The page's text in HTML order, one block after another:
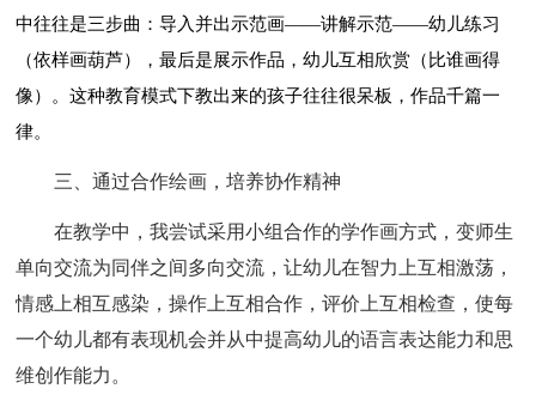
中往往是三步曲：导入并出示范画——讲解示范——幼儿练习
（依样画葫芦），最后是展示作品，幼儿互相欣赏（比谁画得
像）。这种教育模式下教出来的孩子往往很呆板，作品千篇一
律。
三、通过合作绘画，培养协作精神
在教学中，我尝试采用小组合作的学作画方式，变师生
单向交流为同伴之间多向交流，让幼儿在智力上互相激荡，
情感上相互感染，操作上互相合作，评价上互相检查，使每
一个幼儿都有表现机会并从中提高幼儿的语言表达能力和思
维创作能力。